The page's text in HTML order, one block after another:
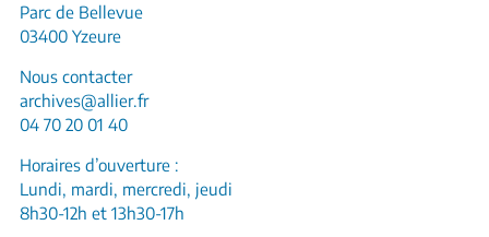
Parc de Bellevue
03400 Yzeure
Nous contacter
archives@allier.fr
04 70 20 01 40
Horaires d’ouverture :
Lundi, mardi, mercredi, jeudi
8h30-12h et 13h30-17h